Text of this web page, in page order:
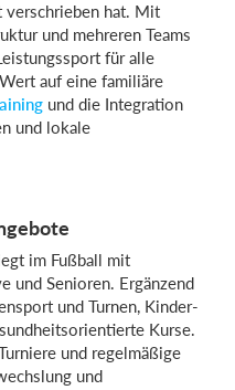
verschrieben hat. Mit
und mehreren Teams
für alle
auf eine familiäre
und die Integration
und lokale
im Fußball mit
und Senioren. Ergänzend
und Turnen, Kinder-
Kurse.
und regelmäßige
und